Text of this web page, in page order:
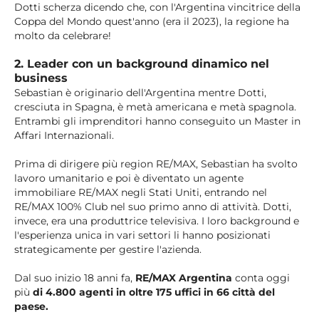
Dotti scherza dicendo che, con l'Argentina vincitrice della
Coppa del Mondo quest'anno (era il 2023), la regione ha
molto da celebrare!
2. Leader con un background dinamico nel
business
Sebastian è originario dell'Argentina mentre Dotti,
cresciuta in Spagna, è metà americana e metà spagnola.
Entrambi gli imprenditori hanno conseguito un Master in
Affari Internazionali.
Prima di dirigere più region RE/MAX, Sebastian ha svolto
lavoro umanitario e poi è diventato un agente
immobiliare RE/MAX negli Stati Uniti, entrando nel
RE/MAX 100% Club nel suo primo anno di attività. Dotti,
invece, era una produttrice televisiva. I loro background e
l'esperienza unica in vari settori li hanno posizionati
strategicamente per gestire l'azienda.
Dal suo inizio 18 anni fa, RE/MAX Argentina conta oggi
più di 4.800 agenti in oltre 175 uffici in 66 città del
paese.